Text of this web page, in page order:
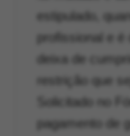
estipulado,
profissional e é
deixa de
restrição que
Solicitado no
pagamento de